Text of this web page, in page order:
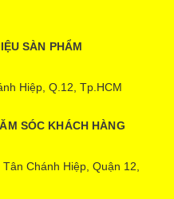
SÀN PHẨM
Hiệp, Q.12, Tp.HCM
SÓC KHÁCH HÀNG
Chánh Hiệp, Quận 12,